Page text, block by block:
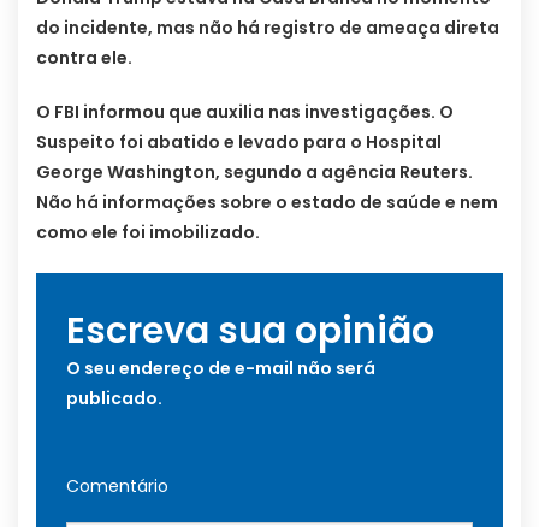
do incidente, mas não há registro de ameaça direta
contra ele.
O FBI informou que auxilia nas investigações. O
Suspeito foi abatido e levado para o Hospital
George Washington, segundo a agência Reuters.
Não há informações sobre o estado de saúde e nem
como ele foi imobilizado.
Escreva sua opinião
O seu endereço de e-mail não será
publicado.
Comentário